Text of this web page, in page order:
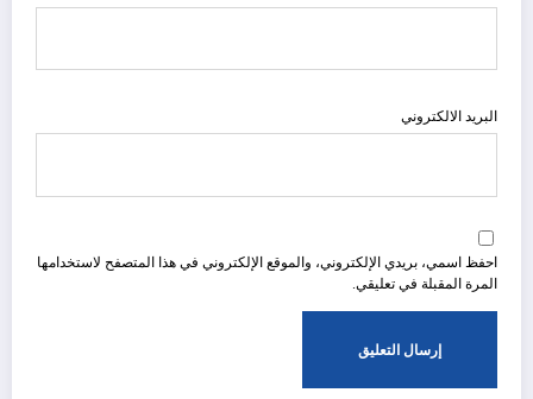
البريد الالكتروني
احفظ اسمي، بريدي الإلكتروني، والموقع الإلكتروني في هذا المتصفح لاستخدامها
المرة المقبلة في تعليقي.